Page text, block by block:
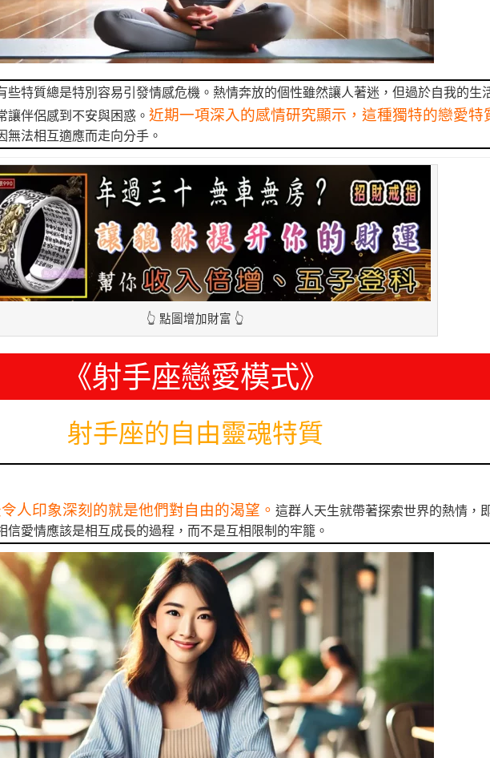
些特質總是特別容易引發情感危機。熱情奔放的個性雖然讓人著迷，但過於自我的生
伴侶感到不安與困惑。 近期一項深入的感情研究顯示，這種獨特的戀愛特
法相互適應而走向分手。
👆 點圖增加財富 👆
《射手座戀愛模式》
射手座的自由靈魂特質
人印象深刻的就是他們對自由的渴望。 這群人天生就帶著探索世界的熱情，
信愛情應該是相互成長的過程，而不是互相限制的牢籠。